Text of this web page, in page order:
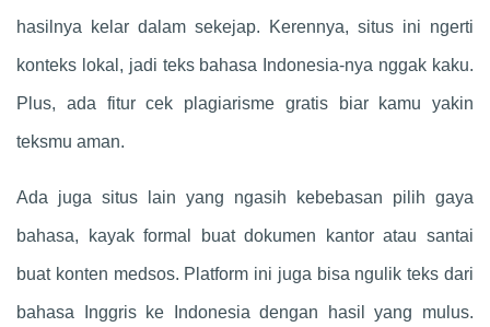
hasilnya kelar dalam sekejap. Kerennya, situs ini ngerti
konteks lokal, jadi teks bahasa Indonesia-nya nggak kaku.
Plus, ada fitur cek plagiarisme gratis biar kamu yakin
teksmu aman.
Ada juga situs lain yang ngasih kebebasan pilih gaya
bahasa, kayak formal buat dokumen kantor atau santai
buat konten medsos. Platform ini juga bisa ngulik teks dari
bahasa Inggris ke Indonesia dengan hasil yang mulus.